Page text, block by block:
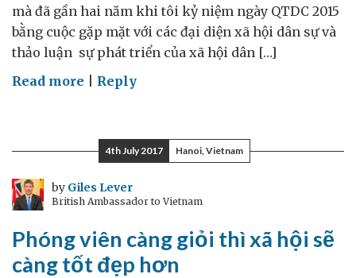
mà đã gần hai năm khi tôi kỷ niệm ngày QTDC 2015
bằng cuộc gặp mặt với các đại diện xã hội dân sự và
thảo luận sự phát triển của xã hội dân […]
Read more on
không
chỉ
là
hình
Reply
4th July 2017 Hanoi, Vietnam
by Giles Lever
British Ambassador to Vietnam
Phóng viên càng giỏi thì xã hội sẽ
càng tốt đẹp hơn